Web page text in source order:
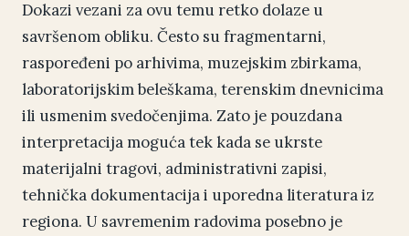
Dokazi vezani za ovu temu retko dolaze u
savršenom obliku. Često su fragmentarni,
raspoređeni po arhivima, muzejskim zbirkama,
laboratorijskim beleškama, terenskim dnevnicima
ili usmenim svedočenjima. Zato je pouzdana
interpretacija moguća tek kada se ukrste
materijalni tragovi, administrativni zapisi,
tehnička dokumentacija i uporedna literatura iz
regiona. U savremenim radovima posebno je